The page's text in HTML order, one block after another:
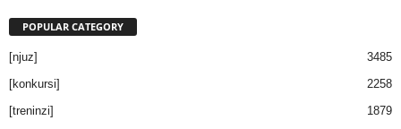
POPULAR CATEGORY
[njuz]
3485
[konkursi]
2258
[treninzi]
1879